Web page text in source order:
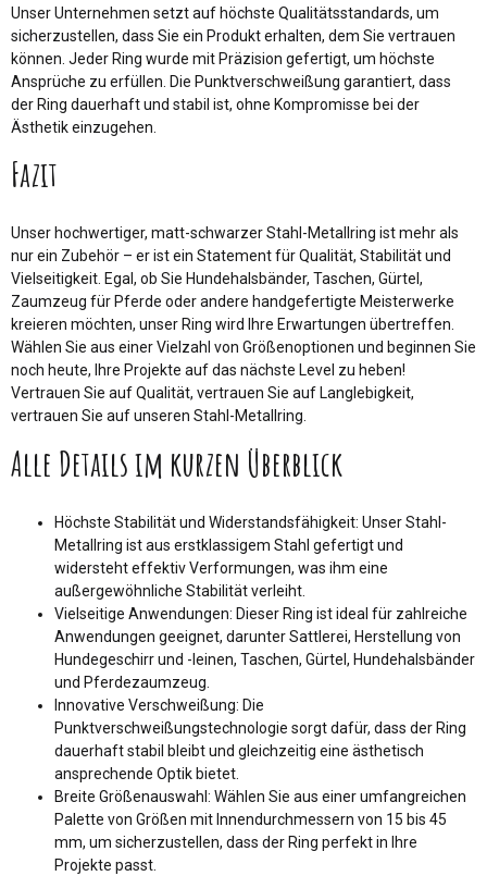
Unser Unternehmen setzt auf höchste Qualitätsstandards, um
sicherzustellen, dass Sie ein Produkt erhalten, dem Sie vertrauen
können. Jeder Ring wurde mit Präzision gefertigt, um höchste
Ansprüche zu erfüllen. Die Punktverschweißung garantiert, dass
der Ring dauerhaft und stabil ist, ohne Kompromisse bei der
Ästhetik einzugehen.
Fazit
Unser hochwertiger, matt-schwarzer Stahl-Metallring ist mehr als
nur ein Zubehör – er ist ein Statement für Qualität, Stabilität und
Vielseitigkeit. Egal, ob Sie Hundehalsbänder, Taschen, Gürtel,
Zaumzeug für Pferde oder andere handgefertigte Meisterwerke
kreieren möchten, unser Ring wird Ihre Erwartungen übertreffen.
Wählen Sie aus einer Vielzahl von Größenoptionen und beginnen Sie
noch heute, Ihre Projekte auf das nächste Level zu heben!
Vertrauen Sie auf Qualität, vertrauen Sie auf Langlebigkeit,
vertrauen Sie auf unseren Stahl-Metallring.
Alle Details im kurzen Überblick
Höchste Stabilität und Widerstandsfähigkeit: Unser Stahl-
Metallring ist aus erstklassigem Stahl gefertigt und
widersteht effektiv Verformungen, was ihm eine
außergewöhnliche Stabilität verleiht.
Vielseitige Anwendungen: Dieser Ring ist ideal für zahlreiche
Anwendungen geeignet, darunter Sattlerei, Herstellung von
Hundegeschirr und -leinen, Taschen, Gürtel, Hundehalsbänder
und Pferdezaumzeug.
Innovative Verschweißung: Die
Punktverschweißungstechnologie sorgt dafür, dass der Ring
dauerhaft stabil bleibt und gleichzeitig eine ästhetisch
ansprechende Optik bietet.
Breite Größenauswahl: Wählen Sie aus einer umfangreichen
Palette von Größen mit Innendurchmessern von 15 bis 45
mm, um sicherzustellen, dass der Ring perfekt in Ihre
Projekte passt.